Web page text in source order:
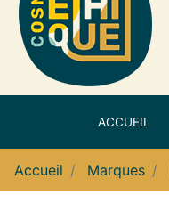
ACCUEIL
Accueil Marques